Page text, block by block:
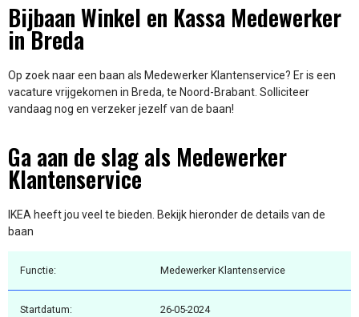
Bijbaan Winkel en Kassa Medewerker
in Breda
Op zoek naar een baan als Medewerker Klantenservice? Er is een
vacature vrijgekomen in Breda, te Noord-Brabant. Solliciteer
vandaag nog en verzeker jezelf van de baan!
Ga aan de slag als Medewerker
Klantenservice
IKEA heeft jou veel te bieden. Bekijk hieronder de details van de
baan
Functie: Medewerker Klantenservice
Startdatum: 26-05-2024